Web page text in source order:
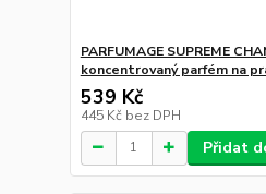
PARFUMAGE SUPREME
koncentrovaný parfém na
539 Kč
445 Kč bez DPH
Přidat